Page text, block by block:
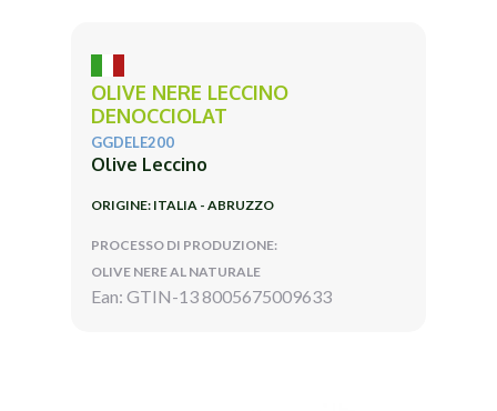
OLIVE NERE LECCINO
DENOCCIOLAT
GGDELE200
Olive Leccino
ORIGINE: ITALIA - ABRUZZO
PROCESSO DI PRODUZIONE:
OLIVE NERE AL NATURALE
Ean: GTIN-13 8005675009633